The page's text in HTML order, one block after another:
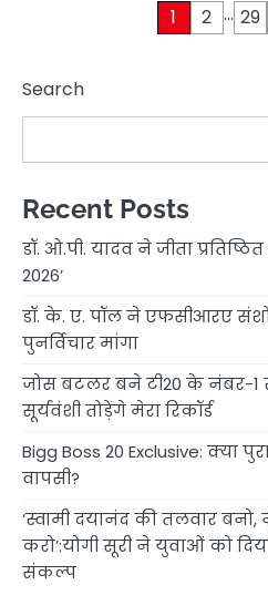
1 2 … 29
Search
Recent Posts
डॉ. ओ.पी. यादव ने जीता
2026’
डॉ. के. ए. पॉल ने एफसीआरए
पुनर्विचार मांगा
जोस बटलर बने टी20 के नंबर-1
सूर्यवंशी तोड़ेंगे मेरा रिकॉर्ड
Bigg Boss 20 Exclusive: क्या
वापसी?
‘स्वामी दयानंद की तलवार
करो’:योगी सूरी ने युवाओं को
संकल्प